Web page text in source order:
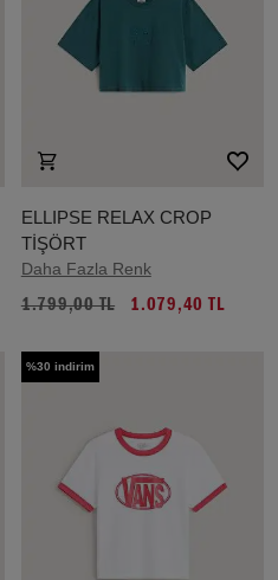
ELLIPSE RELAX CROP
TİŞÖRT
Daha Fazla Renk
1.799,00 TL 1.079,40 TL
%30 indirim